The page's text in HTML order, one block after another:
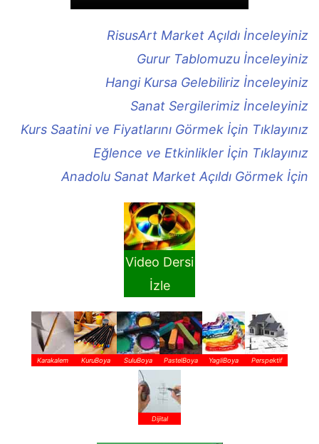
RisusArt Market Açıldı İnceleyiniz
Gurur Tablomuzu İnceleyiniz
Hangi Kursa Gelebiliriz İnceleyiniz
Sanat Sergilerimiz İnceleyiniz
Kurs Saatini ve Fiyatlarını Görmek İçin Tıklayınız
Eğlence ve Etkinlikler İçin Tıklayınız
Anadolu Sanat Market Açıldı Görmek İçin
Video Dersi
İzle
Karakalem KuruBoya SuluBoya PastelBoya YagliBoya Perspektif
Dijital